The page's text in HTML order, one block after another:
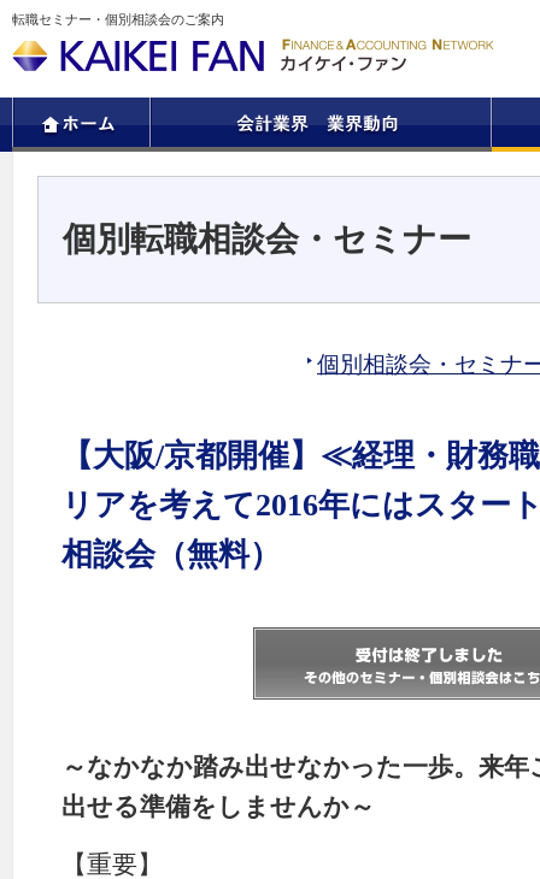
転職セミナー・個別相談会のご案内
個別転職相談会・セミナー
個別相談会・セミナ
【大阪/京都開催】≪経理・財務
リアを考えて2016年にはスター
相談会（無料）
～なかなか踏み出せなかった一歩。来
出せる準備をしませんか～
【重要】